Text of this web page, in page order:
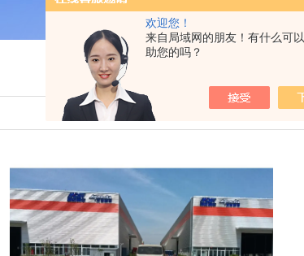
欢迎您！
来自局域网的朋友！有什么可
助您的吗？
我的位置：